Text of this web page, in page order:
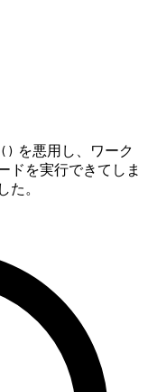
を悪用し、ワーク
ドを実行できてしま
た。